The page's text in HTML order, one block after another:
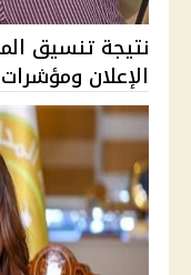
الإعلان